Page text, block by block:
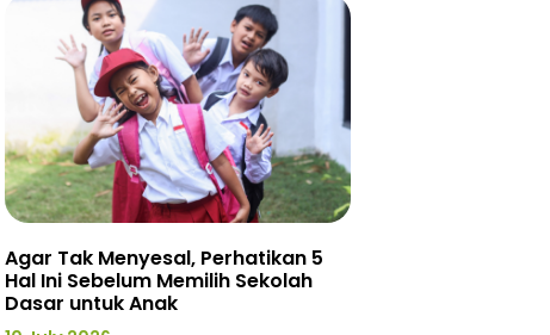
Agar Tak Menyesal, Perhatikan 5
Hal Ini Sebelum Memilih Sekolah
Dasar untuk Anak